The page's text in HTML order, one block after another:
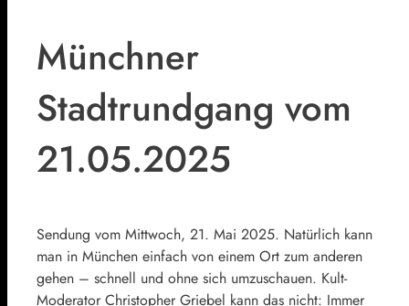
Münchner
Stadtrundgang vom
21.05.2025
Sendung vom Mittwoch, 21. Mai 2025. Natürlich kann
man in München einfach von einem Ort zum anderen
gehen – schnell und ohne sich umzuschauen. Kult-
Moderator Christopher Griebel kann das nicht: Immer